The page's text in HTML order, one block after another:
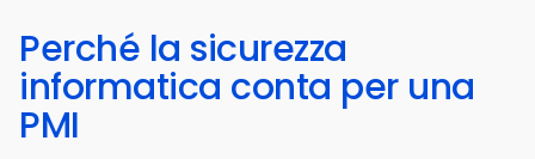
Perché la sicurezza
informatica conta per una
PMI